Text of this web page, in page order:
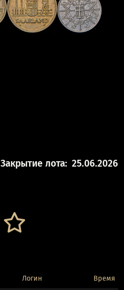
Закрытие лота: 25.06.2026
Логин Время